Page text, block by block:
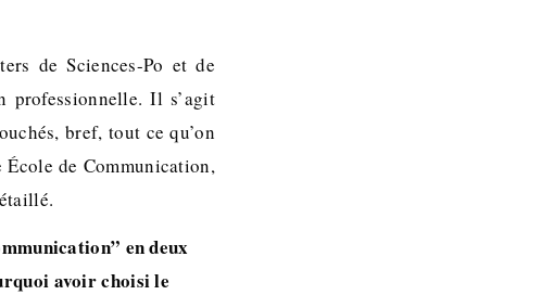
de Sciences-Po et de
professionnelle. Il s’agit
bref, tout ce qu’on
de Communication,
en deux
avoir choisi le